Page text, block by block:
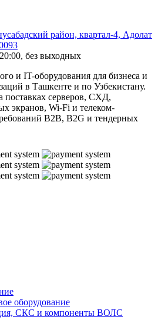
район, квартал-4, Адолат
без выходных
и IT-оборудования для бизнеса и
в Ташкенте и по Узбекистану.
серверов, СХД,
экранов, Wi-Fi и телеком-
B2B, B2G и тендерных
оборудование
СКС и компоненты ВОЛС